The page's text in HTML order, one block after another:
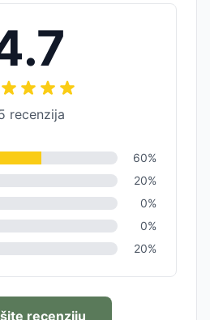
recenzija
60%
20%
0%
0%
20%
recenziju